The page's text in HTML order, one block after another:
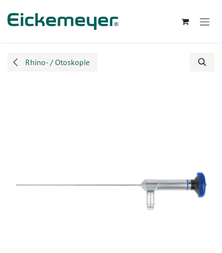
Rhino- / Otoskopie